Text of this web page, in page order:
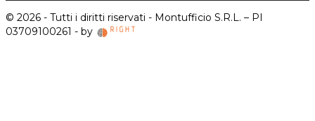
© 2026 - Tutti i diritti riservati - Montufficio S.R.L. – PI
03709100261 - by